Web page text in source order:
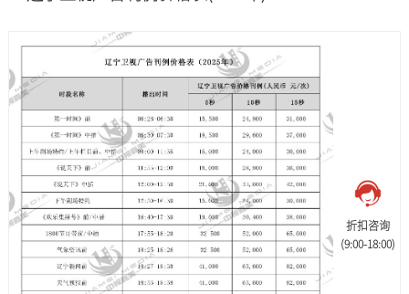
折扣咨询
(9:00-18:00)